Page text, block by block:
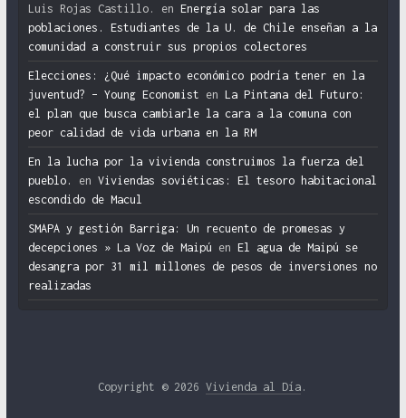
Luis Rojas Castillo. en Energía solar para las
poblaciones. Estudiantes de la U. de Chile enseñan a la
comunidad a construir sus propios colectores
Elecciones: ¿Qué impacto económico podría tener en la
juventud? – Young Economist en La Pintana del Futuro:
el plan que busca cambiarle la cara a la comuna con
peor calidad de vida urbana en la RM
En la lucha por la vivienda construimos la fuerza del
pueblo.
en Viviendas soviéticas: El tesoro habitacional
escondido de Macul
SMAPA y gestión Barriga: Un recuento de promesas y
decepciones » La Voz de Maipú en El agua de Maipú se
desangra por 31 mil millones de pesos de inversiones no
realizadas
Copyright © 2026Vivienda al Día .